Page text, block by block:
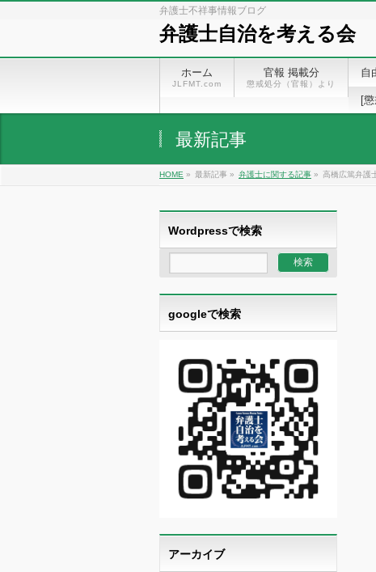
弁護士不祥事情報ブログ
弁護士自治を考える会
ホーム
JLFMT.com
官報 掲載分
懲戒処分（官報）より
自
[
最新記事
HOME » 最新記事 » 弁護士に関する記事 » 高橋広篤弁護
Wordpressで検索
googleで検索
アーカイブ